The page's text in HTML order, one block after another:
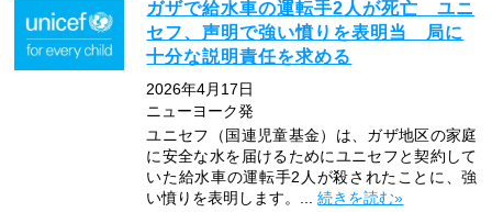
ガザで給水車の運転手2人が死亡 ユニ
セフ、声明で強い憤りを表明当 局に
十分な説明責任を求める
2026年4月17日
ニューヨーク発
ユニセフ（国連児童基金）は、ガザ地区の家庭
に安全な水を届けるためにユニセフと契約して
いた給水車の運転手2人が殺されたことに、強
い憤りを表明します。...続きを読む»